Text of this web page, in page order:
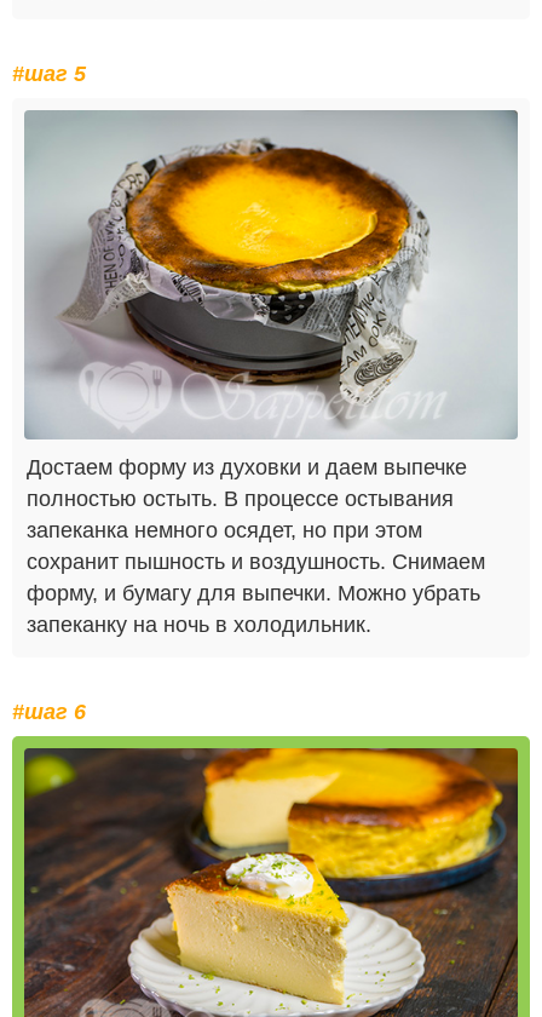
#шаг 5
Достаем форму из духовки и даем выпечке
полностью остыть. В процессе остывания
запеканка немного осядет, но при этом
сохранит пышность и воздушность. Снимаем
форму, и бумагу для выпечки. Можно убрать
запеканку на ночь в холодильник.
#шаг 6